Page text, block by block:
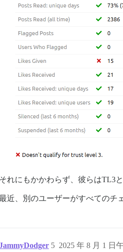
それにもかかわらず、彼らはTL3
近、別のユーザーがすべてのチ
2025 年 8 月 1 日
5